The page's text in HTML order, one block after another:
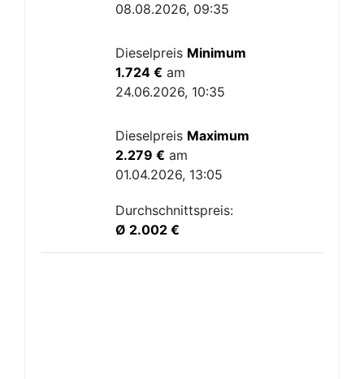
08.08.2026, 09:35
Dieselpreis Minimum
1.724 € am
24.06.2026, 10:35
Dieselpreis Maximum
2.279 € am
01.04.2026, 13:05
Durchschnittspreis:
Ø 2.002 €